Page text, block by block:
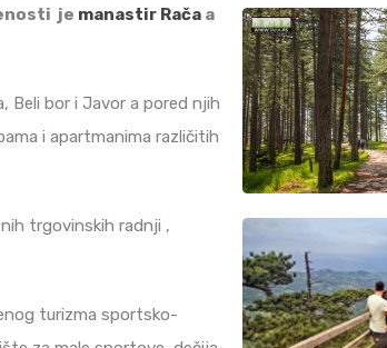
je manastir Rača a
Beli bor i Javor a pored njih
i apartmanima različitih
trgovinskih radnji ,
turizma sportsko-